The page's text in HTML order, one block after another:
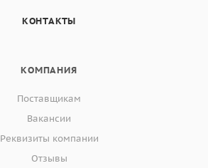
КОНТАКТЫ
КОМПАНИЯ
Поставщикам
Вакансии
Реквизиты компании
Отзывы